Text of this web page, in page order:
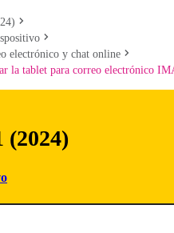
electrónico y chat online
la tablet para correo electrónico
(2024)